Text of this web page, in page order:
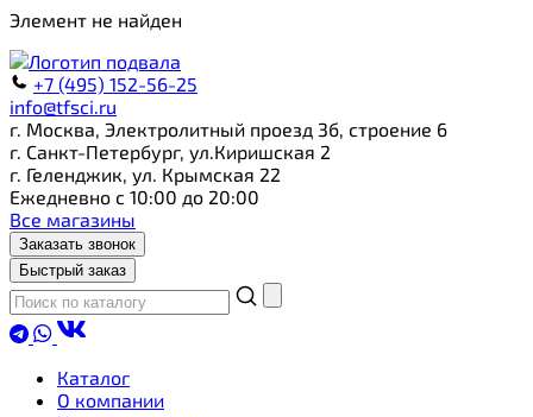
Элемент не найден
+7 (495) 152-56-25
info@tfsci.ru
г. Москва, Электролитный проезд 3б, строение 6
г. Санкт-Петербург, ул.Киришская 2
г. Геленджик, ул. Крымская 22
Ежедневно с 10:00 до 20:00
Все магазины
Заказать звонок
Быстрый заказ
Каталог
О компании